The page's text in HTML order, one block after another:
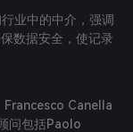
业中的中介，强调
数据安全，使记录
Francesco Canella
问包括Paolo